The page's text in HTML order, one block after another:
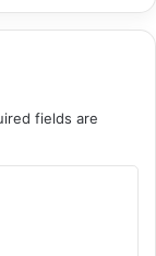
fields are